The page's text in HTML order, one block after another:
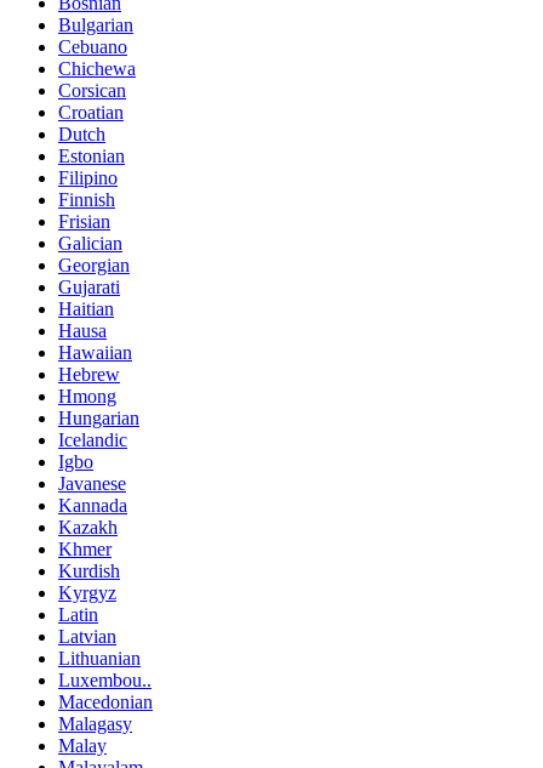
Bulgarian
Cebuano
Chichewa
Corsican
Croatian
Dutch
Estonian
Filipino
Finnish
Frisian
Galician
Georgian
Gujarati
Haitian
Hausa
Hawaiian
Hebrew
Hmong
Hungarian
Icelandic
Igbo
Javanese
Kannada
Kazakh
Khmer
Kurdish
Kyrgyz
Latin
Latvian
Lithuanian
Luxembou..
Macedonian
Malagasy
Malay